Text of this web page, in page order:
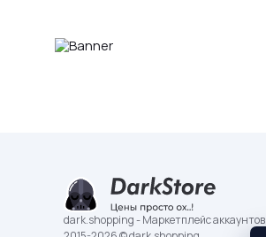
dark.shopping - Маркетплейс аккаунтов